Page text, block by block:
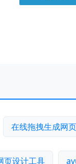
在线拖拽生成网
设计工具